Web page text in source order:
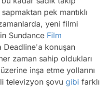
pek mantıklı
yeni filmi
Sundance Film
Deadline'a konuşan
zaman sahip oldukları
inşa etme yollarını
televizyon şovu gibi farklı